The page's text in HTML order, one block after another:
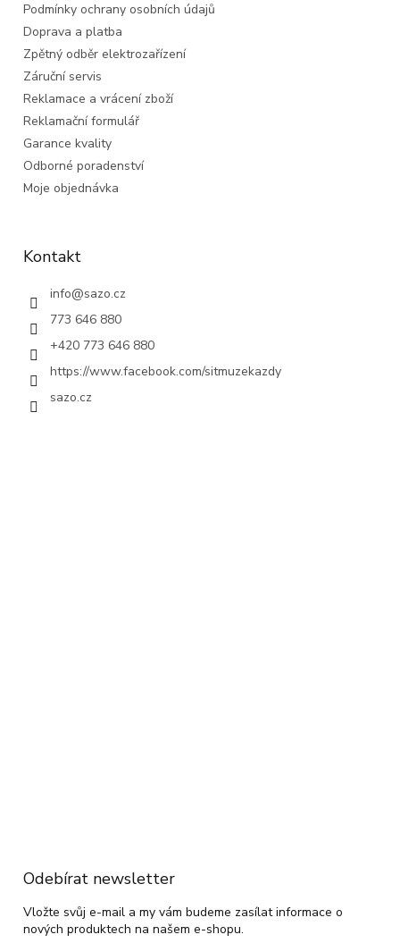
Podmínky ochrany osobních údajů
Doprava a platba
Zpětný odběr elektrozařízení
Záruční servis
Reklamace a vrácení zboží
Reklamační formulář
Garance kvality
Odborné poradenství
Moje objednávka
Kontakt
info@sazo.cz
773 646 880
+420 773 646 880
https://www.facebook.com/sitmuzekazdy
sazo.cz
Odebírat newsletter
Vložte svůj e-mail a my vám budeme zasílat informace o
nových produktech na našem e-shopu.